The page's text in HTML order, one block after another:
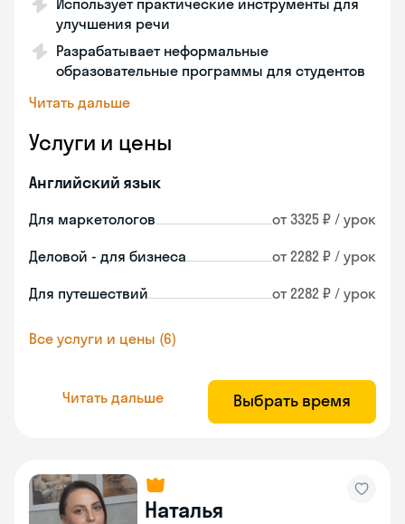
Использует практические инструменты для
улучшения речи
Разрабатывает неформальные
образовательные программы для студентов
Читать дальше
Услуги и цены
Английский язык
Для маркетологов от 3325 ₽ / урок
Деловой - для бизнеса от 2282 ₽ / урок
Для путешествий от 2282 ₽ / урок
Все услуги и цены (6)
Читать дальше Выбрать время
Наталья